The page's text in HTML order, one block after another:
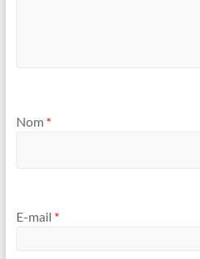
Nom *
E-mail *